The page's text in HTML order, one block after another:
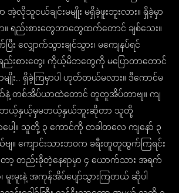
အဲ့လိုသူငယ်ချင်းမမျိုး မရှိခဲ့ဖူးဘူးလား။ ရှိခဲ့မှာ
။ ရည်းစားတွေဘာတွေထက်တောင် ချစ်သေး။
ြီး လျှောက်သွားချင်သွား၊ မကျေနပ်ရင်
စားတွေ၊ ကိုယ့်မိဘတွေကို မပြောတာတောင်
ျိုး.. ရှိခဲ့ကြမှာပါ ဟုတ်တယ်မလား။ ဒီကောင်မ
ာ်နဲ့ တစ်အိပ်ယာထဲတောင် တူတူအိပ်တာဗျ။ ကျ
ဘယ့်နှယ့်မှမဘယ့်နှယ်ဘူးဆိုတာ သူတို့
ေါ့။ သူတို့ ၃ ကောင်ကို တခါတလေ ကျနော် ၃
ျ။ ကျောင်းသားဘဝက ခရီးတူတူထွက်ကြရင်း
ာ့ တည်းခိုတဲ့နေရာမှာ ၄ ယောက်သား အရက်
းမူးနဲ့ အကုန်အိပ်ပျော်သွားကြတယ် ဆိုပါ